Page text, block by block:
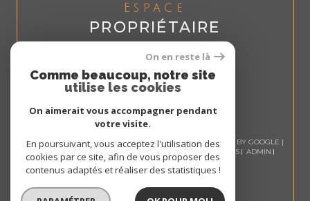
Espace
PROPRIÉTAIRE
Se connecter
© 2026 | TOUS DROITS RÉSERVÉS | TRADUCTION POWERED BY GOOGLE |
NOS HONORAIRES
PLAN DU SITE MENTIONS LÉGALES
ADMIN
NOS LIENS
POLITIQUE RGPD COOKIES
On en reste là
Comme beaucoup, notre site
utilise les cookies
On aimerait vous accompagner pendant
votre visite.
En poursuivant, vous acceptez l'utilisation des
cookies par ce site, afin de vous proposer des
contenus adaptés et réaliser des statistiques !